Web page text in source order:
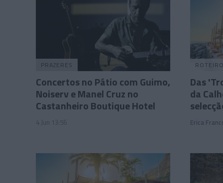
PRAZERES
Concertos no Pátio com Guimo,
Noiserv e Manel Cruz no
Castanheiro Boutique Hotel
4 Jun 13:56
ROTEIRO
Das
da
Erica